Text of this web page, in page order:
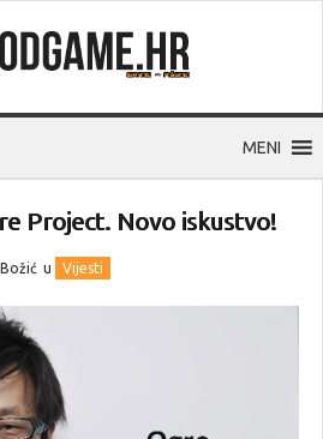
MENI
Project. Novo iskustvo!
u Vijesti